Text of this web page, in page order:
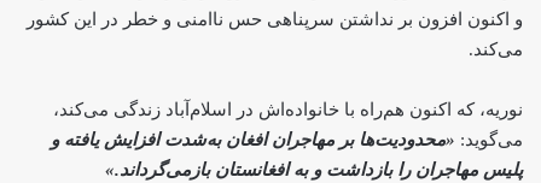
و اکنون افزون بر نداشتن سرپناهی حس ناامنی و خطر در این کشور
می‌کند.
نوریه، که اکنون هم‌راه با خانواده‌اش در اسلام‌آباد زندگی می‌کند،
می‌گوید: «محدودیت‌ها بر مهاجران افغان به‌شدت افزایش یافته و
پلیس مهاجران را بازداشت و به افغانستان بازمی‌گرداند.»